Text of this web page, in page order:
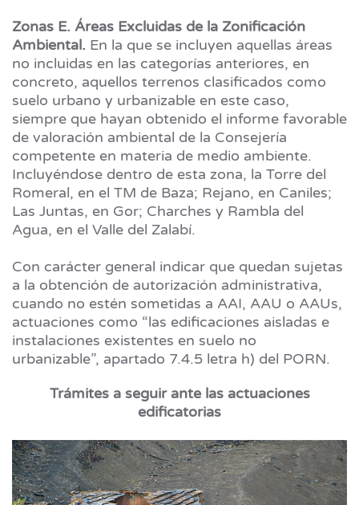
Zonas E. Áreas Excluidas de la Zonificación
Ambiental. En la que se incluyen aquellas áreas
no incluidas en las categorías anteriores, en
concreto, aquellos terrenos clasificados como
suelo urbano y urbanizable en este caso,
siempre que hayan obtenido el informe favorable
de valoración ambiental de la Consejería
competente en materia de medio ambiente.
Incluyéndose dentro de esta zona, la Torre del
Romeral, en el TM de Baza; Rejano, en Caniles;
Las Juntas, en Gor; Charches y Rambla del
Agua, en el Valle del Zalabí.
Con carácter general indicar que quedan sujetas
a la obtención de autorización administrativa,
cuando no estén sometidas a AAI, AAU o AAUs,
actuaciones como “las edificaciones aisladas e
instalaciones existentes en suelo no
urbanizable”, apartado 7.4.5 letra h) del PORN.
Trámites a seguir ante las actuaciones
edificatorias